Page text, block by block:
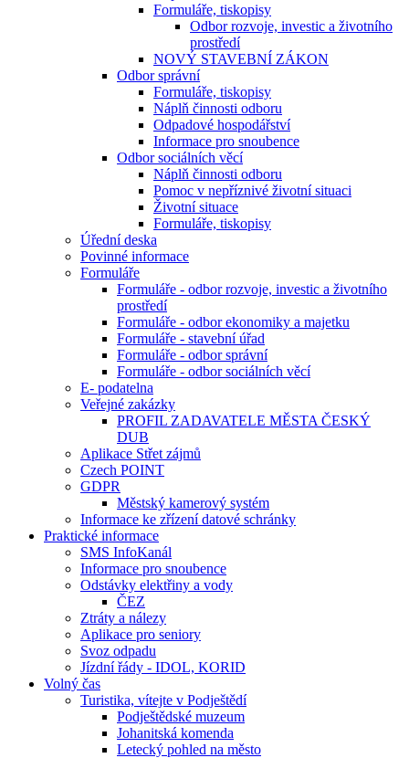
Formuláře, tiskopisy
Odbor rozvoje, investic a životního
prostředí
NOVÝ STAVEBNÍ ZÁKON
Odbor správní
Formuláře, tiskopisy
Náplň činnosti odboru
Odpadové hospodářství
Informace pro snoubence
Odbor sociálních věcí
Náplň činnosti odboru
Pomoc v nepříznivé životní situaci
Životní situace
Formuláře, tiskopisy
Úřední deska
Povinné informace
Formuláře
Formuláře - odbor rozvoje, investic a životního
prostředí
Formuláře - odbor ekonomiky a majetku
Formuláře - stavební úřad
Formuláře - odbor správní
Formuláře - odbor sociálních věcí
E- podatelna
Veřejné zakázky
PROFIL ZADAVATELE MĚSTA ČESKÝ
DUB
Aplikace Střet zájmů
Czech POINT
GDPR
Městský kamerový systém
Informace ke zřízení datové schránky
Praktické informace
SMS InfoKanál
Informace pro snoubence
Odstávky elektřiny a vody
ČEZ
Ztráty a nálezy
Aplikace pro seniory
Svoz odpadu
Jízdní řády - IDOL, KORID
Volný čas
Turistika, vítejte v Podještědí
Podještědské muzeum
Johanitská komenda
Letecký pohled na město